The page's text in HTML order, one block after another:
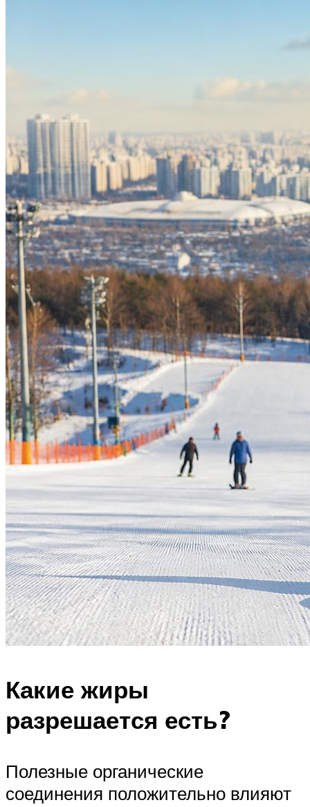
Какие жиры
разрешается есть?
Полезные органические
соединения положительно влияют